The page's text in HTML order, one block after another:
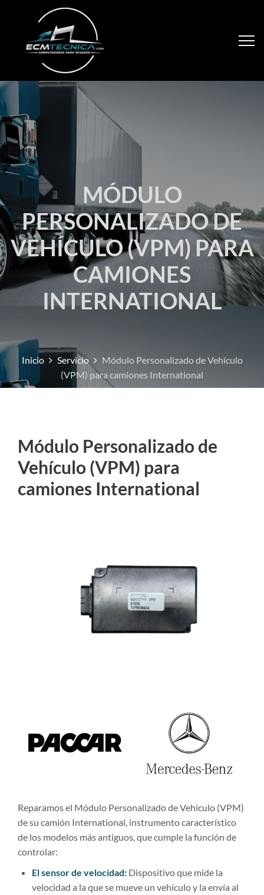
MÓDULO
PERSONALIZADO DE
VEHÍCULO (VPM) PARA
CAMIONES
INTERNATIONAL
Inicio Servicio
Módulo Personalizado de Vehículo
(VPM) para camiones International
Módulo Personalizado de
Vehículo (VPM) para
camiones International
Reparamos el Módulo Personalizado de Vehículo (VPM)
de su camión International, instrumento característico
de los modelos más antiguos, que cumple la función de
controlar:
El sensor de velocidad: Dispositivo que mide la
velocidad a la que se mueve un vehículo y la envía al